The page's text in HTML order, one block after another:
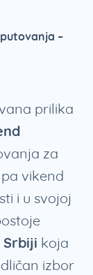
–
prilika
za
vikend
i u svojoj
Srbiji koja
izbor